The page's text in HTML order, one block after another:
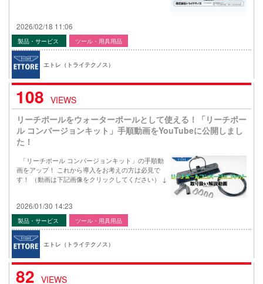
2026/02/18 11:06
製品・サービス ツール・用具用品
エトレ（トライテクノス）
108 VIEWS
リーチポールをウォーターポールとして使える！「リーチポー
ル コンバージョンキット」手順動画をYouTubeに公開しまし
た！
「リーチポール コンバージョンキット」の手順動
画をアップ！ これから導入をお考えの方は必見で
す！ （動画は下記画像をクリックしてください） ↓
2026/01/30 14:23
製品・サービス ツール・用具用品
エトレ（トライテクノス）
82 VIEWS